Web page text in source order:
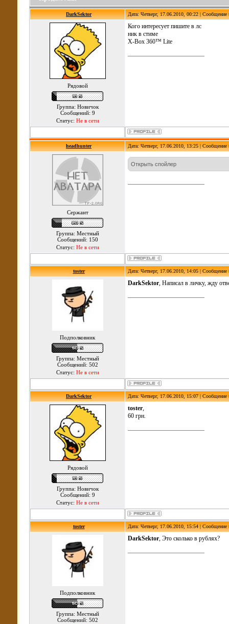
DarkSektor Дата: Четверг, 17.06.2010, 00:22 |
Рядовой
Группа: Новичок
Сообщений: 9
Статус: Не в сети
Кого интересует пишите в лс
ник в стиме
X-Box 360™ Lite
headhunter Дата: Четверг, 17.06.2010, 13:25 |
Сержант
Группа: Местный
Сообщений: 150
Статус: Не в сети
toster Дата: Четверг, 17.06.2010, 14:05 |
Подполковник
Группа: Местный
Сообщений: 502
Статус: Не в сети
DarkSektor, Написал в личку, жду
DarkSektor Дата: Четверг, 17.06.2010, 15:07 |
Рядовой
Группа: Новичок
Сообщений: 9
Статус: Не в сети
toster,
60 грн.
toster Дата: Четверг, 17.06.2010, 15:54 |
Подполковник
Группа: Местный
Сообщений: 502
DarkSektor, Это сколько в рублях?